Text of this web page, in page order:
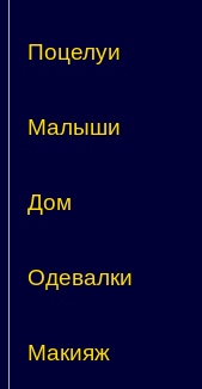
Поцелуи
Малыши
Дом
Одевалки
Макияж